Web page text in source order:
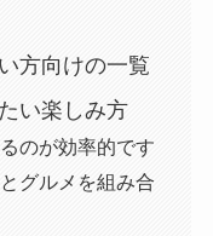
方向けの一覧
い楽しみ方
のが効率的です
グルメを組み合